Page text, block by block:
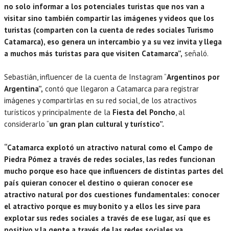
no solo informar a los potenciales turistas que nos van a
visitar sino también compartir las imágenes y videos que los
turistas (comparten con la cuenta de redes sociales Turismo
Catamarca), eso genera un intercambio y a su vez invita y llega
a muchos más turistas para que visiten Catamarca”, señaló.
Sebastián, influencer de la cuenta de Instagram “Argentinos por
Argentina”, contó que llegaron a Catamarca para registrar
imágenes y compartirlas en su red social, de los atractivos
turísticos y principalmente de la Fiesta del Poncho, al
considerarlo “un gran plan cultural y turístico”.
“Catamarca explotó un atractivo natural como el Campo de
Piedra Pómez a través de redes sociales, las redes funcionan
mucho porque eso hace que influencers de distintas partes del
país quieran conocer el destino o quieran conocer ese
atractivo natural por dos cuestiones fundamentales: conocer
el atractivo porque es muy bonito y a ellos les sirve para
explotar sus redes sociales a través de ese lugar, así que es